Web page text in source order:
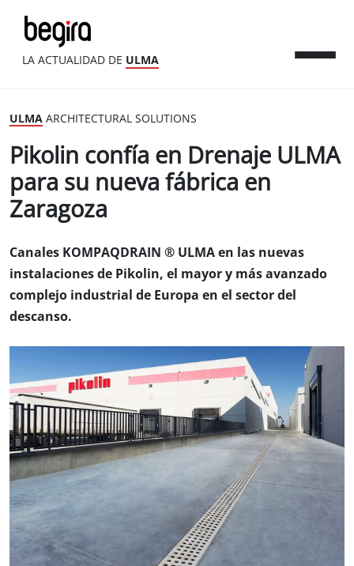
LA ACTUALIDAD DE ULMA
ULMA ARCHITECTURAL SOLUTIONS
Pikolin confía en Drenaje ULMA
para su nueva fábrica en
Zaragoza
Canales KOMPAQDRAIN ® ULMA en las nuevas
instalaciones de Pikolin, el mayor y más avanzado
complejo industrial de Europa en el sector del
descanso.